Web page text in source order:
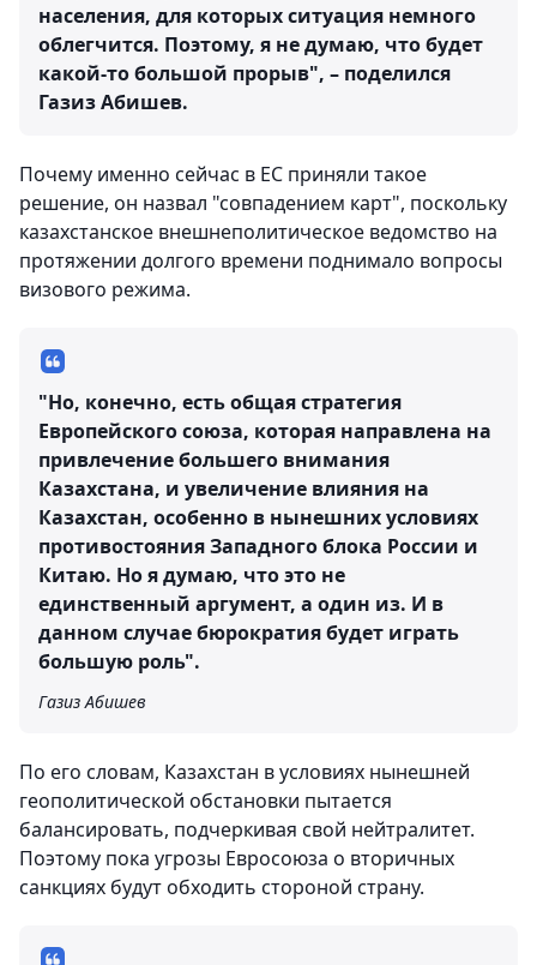
населения, для которых ситуация немного
облегчится. Поэтому, я не думаю, что будет
какой-то большой прорыв", – поделился
Газиз Абишев.
Почему именно сейчас в ЕС приняли такое
решение, он назвал "совпадением карт", поскольку
казахстанское внешнеполитическое ведомство на
протяжении долгого времени поднимало вопросы
визового режима.
"Но, конечно, есть общая стратегия
Европейского союза, которая направлена на
привлечение большего внимания
Казахстана, и увеличение влияния на
Казахстан, особенно в нынешних условиях
противостояния Западного блока России и
Китаю. Но я думаю, что это не
единственный аргумент, а один из. И в
данном случае бюрократия будет играть
большую роль".
Газиз Абишев
По его словам, Казахстан в условиях нынешней
геополитической обстановки пытается
балансировать, подчеркивая свой нейтралитет.
Поэтому пока угрозы Евросоюза о вторичных
санкциях будут обходить стороной страну.